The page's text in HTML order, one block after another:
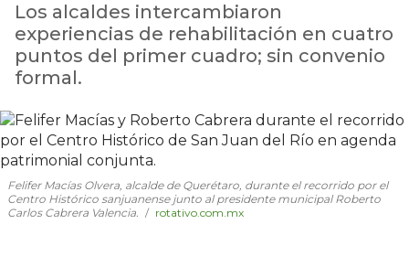
Los alcaldes intercambiaron
experiencias de rehabilitación en cuatro
puntos del primer cuadro; sin convenio
formal.
Felifer Macías Olvera, alcalde de Querétaro, durante el recorrido por el
Centro Histórico sanjuanense junto al presidente municipal Roberto
Carlos Cabrera Valencia.
rotativo.com.mx